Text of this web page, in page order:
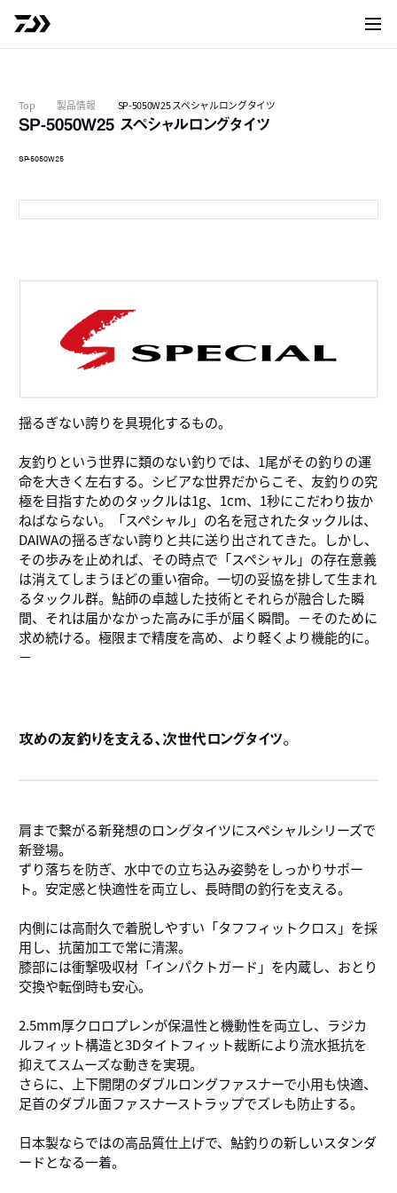
サイ
Top 製品情報 SP-5050W25 スペシャルロングタイツ
SP-5050W25 スペシャルロングタイツ
SP-5050W25
揺るぎない誇りを具現化するもの。
友釣りという世界に類のない釣りでは、1尾がその釣りの運
命を大きく左右する。シビアな世界だからこそ、友釣りの究
極を目指すためのタックルは1g、1cm、1秒にこだわり抜か
ねばならない。「スペシャル」の名を冠されたタックルは、
DAIWAの揺るぎない誇りと共に送り出されてきた。しかし、
その歩みを止めれば、その時点で「スペシャル」の存在意義
は消えてしまうほどの重い宿命。一切の妥協を排して生まれ
るタックル群。鮎師の卓越した技術とそれらが融合した瞬
間、それは届かなかった高みに手が届く瞬間。－そのために
求め続ける。極限まで精度を高め、より軽くより機能的に。
－
攻めの友釣りを支える、次世代ロングタイツ。
肩まで繋がる新発想のロングタイツにスペシャルシリーズで
新登場。
ずり落ちを防ぎ、水中での立ち込み姿勢をしっかりサポー
ト。安定感と快適性を両立し、長時間の釣行を支える。
内側には高耐久で着脱しやすい「タフフィットクロス」を採
用し、抗菌加工で常に清潔。
膝部には衝撃吸収材「インパクトガード」を内蔵し、おとり
交換や転倒時も安心。
2.5mm厚クロロプレンが保温性と機動性を両立し、ラジカ
ルフィット構造と3Dタイトフィット裁断により流水抵抗を
抑えてスムーズな動きを実現。
さらに、上下開閉のダブルロングファスナーで小用も快適、
足首のダブル面ファスナーストラップでズレも防止する。
日本製ならではの高品質仕上げで、鮎釣りの新しいスタンダ
ードとなる一着。